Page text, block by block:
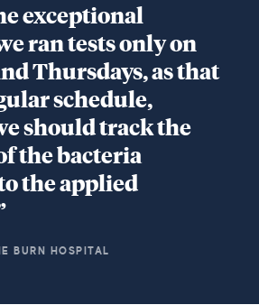
exceptional
ran tests only on
Thursdays, as that
schedule,
should track the
the bacteria
the applied
BURN HOSPITAL